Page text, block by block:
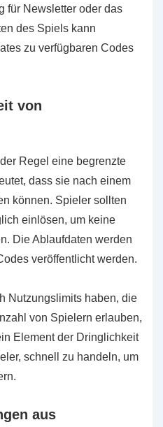
für Newsletter oder das
des Spiels kann
zu verfügbaren Codes
von
Regel eine begrenzte
dass sie nach einem
können. Spieler sollten
einlösen, um keine
Die Ablaufdaten werden
veröffentlicht werden.
Nutzungslimits haben, die
von Spielern erlauben,
Element der Dringlichkeit
schnell zu handeln, um
aus